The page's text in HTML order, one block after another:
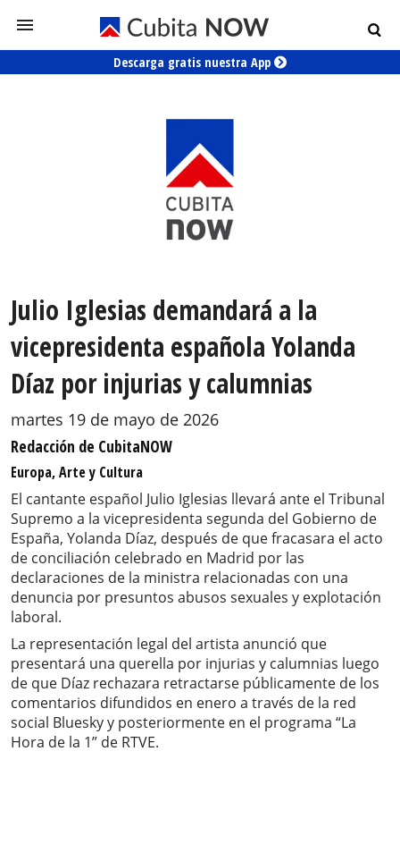
Descarga gratis nuestra App
Julio Iglesias demandará a la
vicepresidenta española Yolanda
Díaz por injurias y calumnias
martes 19 de mayo de 2026
Redacción de CubitaNOW
Europa, Arte y Cultura
El cantante español Julio Iglesias llevará ante el Tribunal
Supremo a la vicepresidenta segunda del Gobierno de
España, Yolanda Díaz, después de que fracasara el acto
de conciliación celebrado en Madrid por las
declaraciones de la ministra relacionadas con una
denuncia por presuntos abusos sexuales y explotación
laboral.
La representación legal del artista anunció que
presentará una querella por injurias y calumnias luego
de que Díaz rechazara retractarse públicamente de los
comentarios difundidos en enero a través de la red
social Bluesky y posteriormente en el programa “La
Hora de la 1” de RTVE.